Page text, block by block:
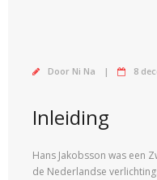
Door Ni Na 8
Inleiding
Hans Jakobsson was een
de Nederlandse